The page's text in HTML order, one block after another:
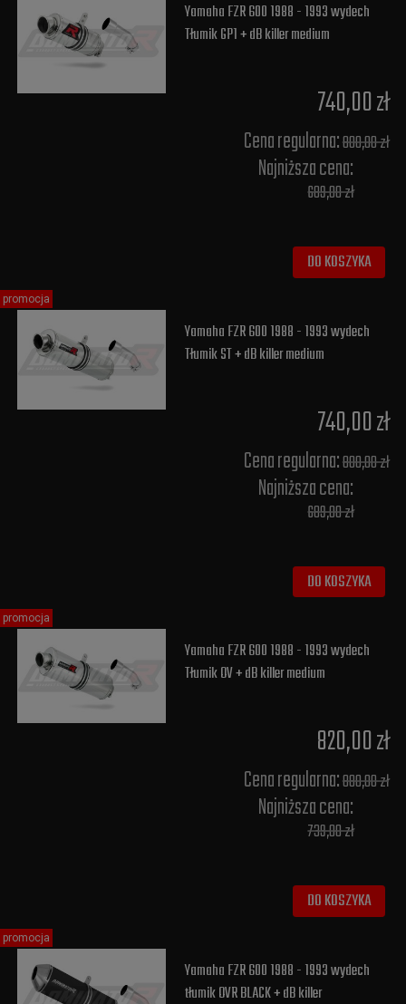
Yamaha FZR 600 1988 - 1993 wydech
Tłumik GP1 + dB killer medium
740,00 zł
Cena regularna:800,00 zł
Najniższa cena:
689,00 zł
DO KOSZYKA
Yamaha FZR 600 1988 - 1993 wydech
Tłumik ST + dB killer medium
740,00 zł
Cena regularna:800,00 zł
Najniższa cena:
689,00 zł
DO KOSZYKA
promocja
Yamaha FZR 600 1988 - 1993 wydech
Tłumik OV + dB killer medium
820,00 zł
Cena regularna:880,00 zł
Najniższa cena:
739,00 zł
DO KOSZYKA
promocja
Yamaha FZR 600 1988 - 1993 wydech
tłumik OVR BLACK + dB killer
promocja